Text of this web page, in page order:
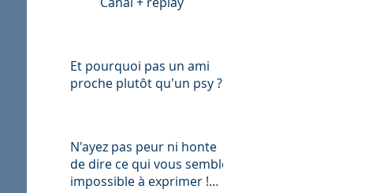
Et pourquoi pas un ami
proche plutôt qu'un psy ?
N'ayez pas peur ni honte
de dire ce qui vous semble
impossible à exprimer !